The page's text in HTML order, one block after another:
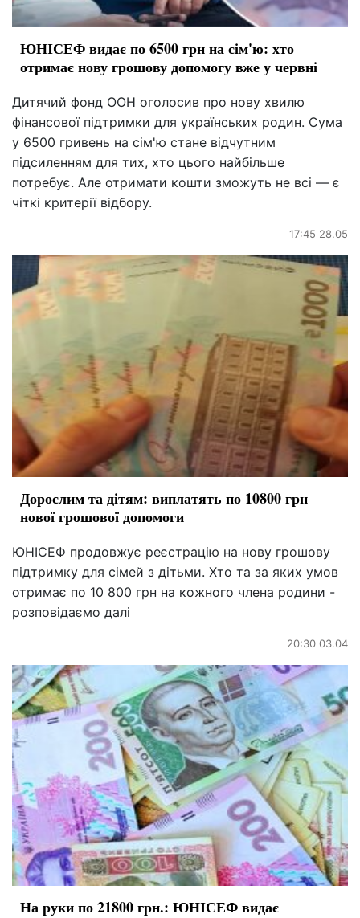
ЮНІСЕФ видає по 6500 грн на сім'ю: хто
отримає нову грошову допомогу вже у червні
Дитячий фонд ООН оголосив про нову хвилю
фінансової підтримки для українських родин. Сума
у 6500 гривень на сім'ю стане відчутним
підсиленням для тих, хто цього найбільше
потребує. Але отримати кошти зможуть не всі — є
чіткі критерії відбору.
17:45 28.05
Дорослим та дітям: виплатять по 10800 грн
нової грошової допомоги
ЮНІСЕФ продовжує реєстрацію на нову грошову
підтримку для сімей з дітьми. Хто та за яких умов
отримає по 10 800 грн на кожного члена родини -
розповідаємо далі
20:30 03.04
На руки по 21800 грн.: ЮНІСЕФ видає